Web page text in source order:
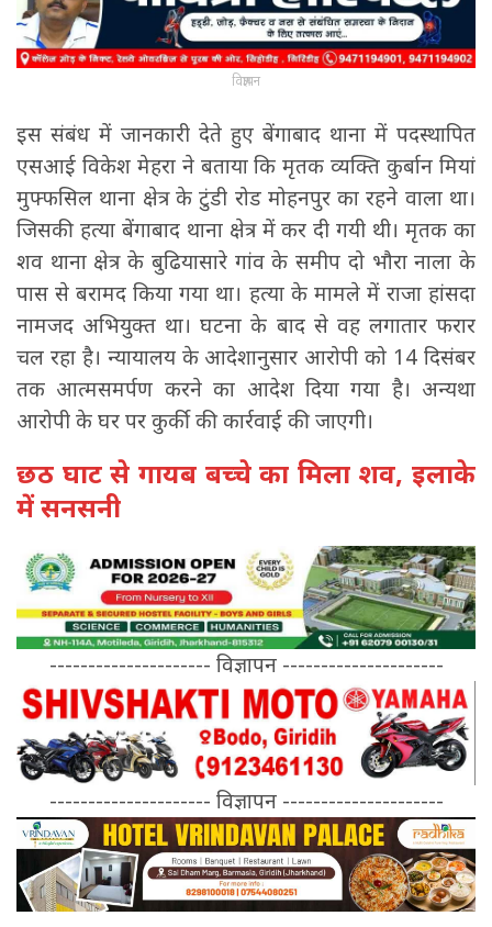
विज्ञापन
इस संबंध में जानकारी देते हुए बेंगाबाद थाना में पदस्थापित
एसआई विकेश मेहरा ने बताया कि मृतक व्यक्ति कुर्बान मियां
मुफ्फसिल थाना क्षेत्र के टुंडी रोड मोहनपुर का रहने वाला था।
जिसकी हत्या बेंगाबाद थाना क्षेत्र में कर दी गयी थी। मृतक का
शव थाना क्षेत्र के बुढियासारे गांव के समीप दो भौरा नाला के
पास से बरामद किया गया था। हत्या के मामले में राजा हांसदा
नामजद अभियुक्त था। घटना के बाद से वह लगातार फरार
चल रहा है। न्यायालय के आदेशानुसार आरोपी को 14 दिसंबर
तक आत्मसमर्पण करने का आदेश दिया गया है। अन्यथा
आरोपी के घर पर कुर्की की कार्रवाई की जाएगी।
छठ घाट से गायब बच्चे का मिला शव, इलाके
में सनसनी
--------------------- विज्ञापन ---------------------
--------------------- विज्ञापन ---------------------